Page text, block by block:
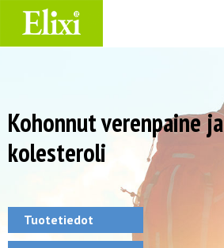
content
Kohonnut verenpaine ja
kolesteroli
Tuotetiedot